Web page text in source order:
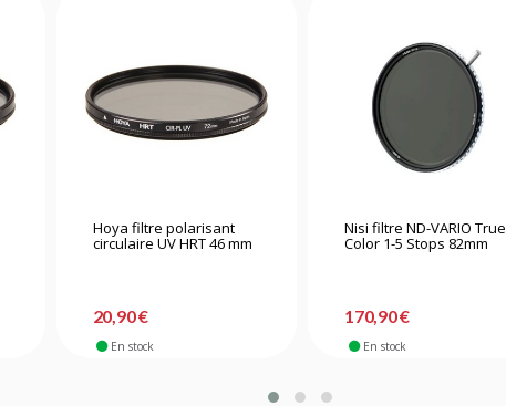
Hoya filtre polarisant
circulaire UV HRT 46 mm
20,90 €
En stock
Nisi filtre ND-VARIO True
Color 1-5 Stops 82mm
170,90 €
En stock